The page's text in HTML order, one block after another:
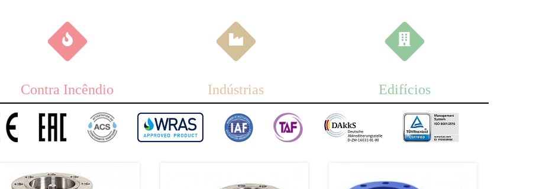
Contra Incêndio Indústrias Edifícios